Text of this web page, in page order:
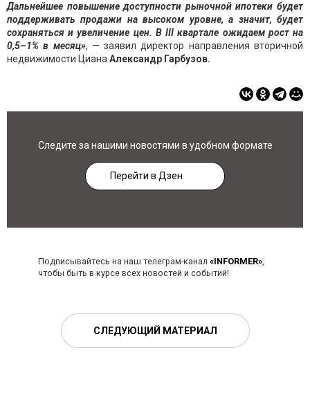
Дальнейшее повышение доступности рыночной ипотеки будет
поддерживать продажи на высоком уровне, а значит, будет
сохраняться и увеличение цен. В III квартале ожидаем рост на
0,5–1% в месяц», — заявил директор направления вторичной
недвижимости Циана Александр Гарбузов.
Следите за нашими новостями в удобном формате
Перейти в Дзен
Подписывайтесь на наш телеграм-канал «INFORMER»,
чтобы быть в курсе всех новостей и событий!
СЛЕДУЮЩИЙ МАТЕРИАЛ